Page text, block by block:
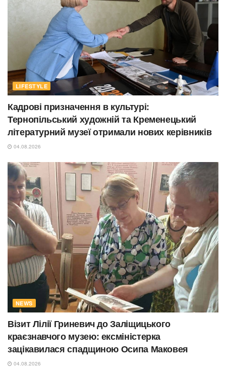
LIFESTYLE
Кадрові призначення в культурі:
Тернопільський художній та Кременецький
літературний музеї отримали нових керівників
04.08.2026
NEWS
Візит Лілії Гриневич до Заліщицького
краєзнавчого музею: ексміністерка
зацікавилася спадщиною Осипа Маковея
04.08.2026